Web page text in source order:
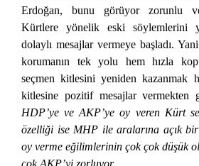
Erdoğan, bunu görüyor zorunlu
Kürtlere yönelik eski söylemlerini
dolaylı mesajlar vermeye başladı.
korumanın tek yolu hem hızla
seçmen kitlesini yeniden kazanmak
kitlesine pozitif mesajlar vermekten
HDP’ye ve AKP’ye oy veren Kürt
özelliği ise MHP ile aralarına açık
oy verme eğilimlerinin çok çok düşük
çok AKP’yi zorluyor.